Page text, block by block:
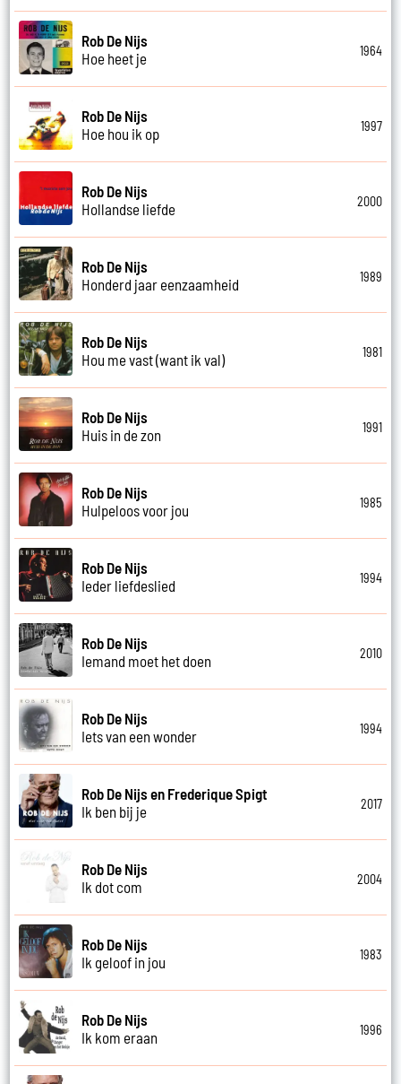
Rob De Nijs
Hoe heet je
1964
Rob De Nijs
Hoe hou ik op
1997
Rob De Nijs
Hollandse liefde
2000
Rob De Nijs
Honderd jaar eenzaamheid
1989
Rob De Nijs
Hou me vast (want ik val)
1981
Rob De Nijs
Huis in de zon
1991
Rob De Nijs
Hulpeloos voor jou
1985
Rob De Nijs
Ieder liefdeslied
1994
Rob De Nijs
Iemand moet het doen
2010
Rob De Nijs
Iets van een wonder
1994
Rob De Nijs en Frederique Spigt
Ik ben bij je
2017
Rob De Nijs
Ik dot com
2004
Rob De Nijs
Ik geloof in jou
1983
Rob De Nijs
Ik kom eraan
1996